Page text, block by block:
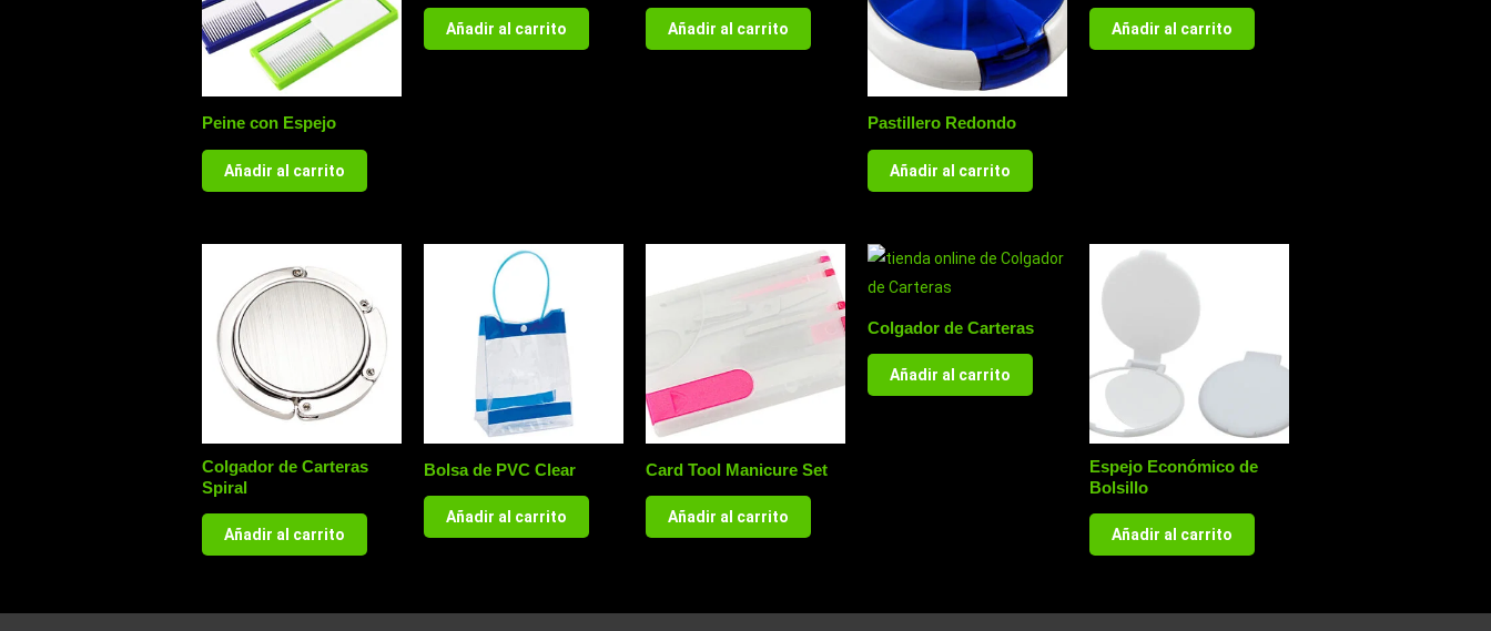
Peine con Espejo
Añadir al carrito
Añadir al carrito Añadir al carrito
Pastillero Redondo
Añadir al carrito
Añadir al carrito
Colgador de Carteras
Spiral
Añadir al carrito
Bolsa de PVC Clear
Añadir al carrito
Card Tool Manicure Set
Añadir al carrito
Colgador de Carteras
Añadir al carrito
Espejo Económico de
Bolsillo
Añadir al carrito